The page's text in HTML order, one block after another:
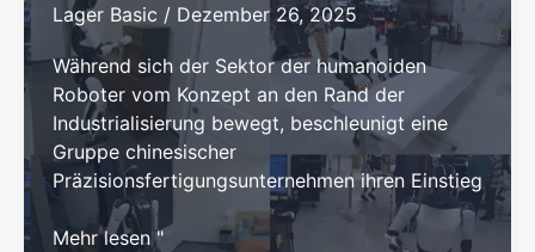
Lager Basic / Dezember 26, 2025
Während sich der Sektor der humanoiden
Roboter vom Konzept an den Rand der
Industrialisierung bewegt, beschleunigt eine
Gruppe chinesischer
Präzisionsfertigungsunternehmen ihren Einstieg
Ein
Mehr lesen "